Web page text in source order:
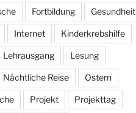
Fortbildung Gesundheit
Internet Kinderkrebshilfe
Lehrausgang Lesung
Nächtliche Reise Ostern
Projekt Projekttag